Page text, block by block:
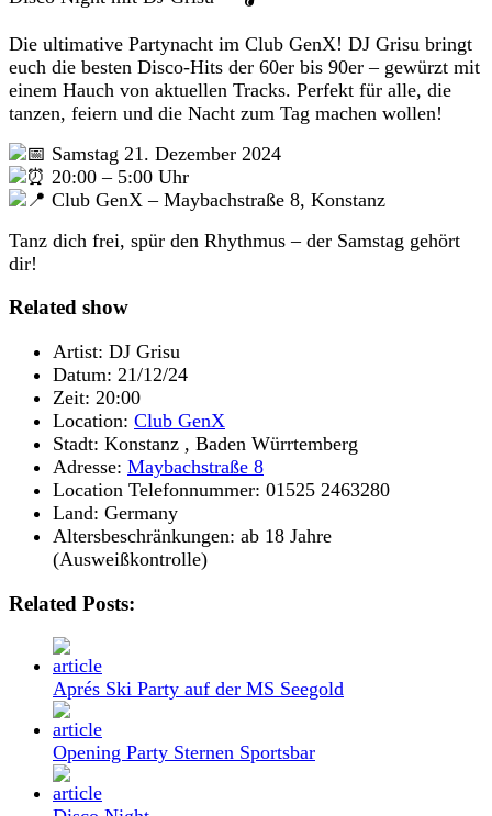
Die ultimative Partynacht im Club GenX! DJ Grisu bringt
euch die besten Disco-Hits der 60er bis 90er – gewürzt mit
einem Hauch von aktuellen Tracks. Perfekt für alle, die
tanzen, feiern und die Nacht zum Tag machen wollen!
Samstag 21. Dezember 2024
20:00 – 5:00 Uhr
Club GenX – Maybachstraße 8, Konstanz
Tanz dich frei, spür den Rhythmus – der Samstag gehört
dir!
Related show
Artist: DJ Grisu
Datum: 21/12/24
Zeit: 20:00
Location: Club GenX
Stadt: Konstanz , Baden Würrtemberg
Adresse: Maybachstraße 8
Location Telefonnummer: 01525 2463280
Land: Germany
Altersbeschränkungen: ab 18 Jahre
(Ausweißkontrolle)
Related Posts:
Aprés Ski Party auf der MS Seegold
Opening Party Sternen Sportsbar